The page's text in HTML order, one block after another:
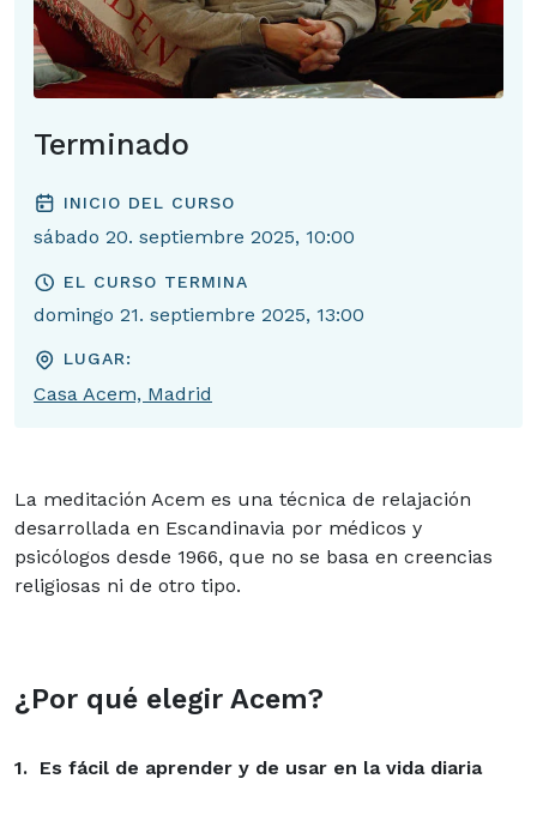
Terminado
INICIO DEL CURSO
sábado 20. septiembre 2025, 10:00
EL CURSO TERMINA
domingo 21. septiembre 2025, 13:00
LUGAR:
Casa Acem, Madrid
La meditación Acem es una técnica de relajación
desarrollada en Escandinavia por médicos y
psicólogos desde 1966, que no se basa en creencias
religiosas ni de otro tipo.
¿Por qué elegir Acem?
1. Es fácil de aprender y de usar en la vida diaria